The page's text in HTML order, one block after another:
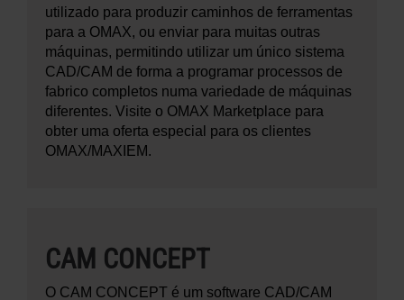
utilizado para produzir caminhos de ferramentas
para a OMAX, ou enviar para muitas outras
máquinas, permitindo utilizar um único sistema
CAD/CAM de forma a programar processos de
fabrico completos numa variedade de máquinas
diferentes. Visite o OMAX Marketplace para
obter uma oferta especial para os clientes
OMAX/MAXIEM.
CAM CONCEPT
O CAM CONCEPT é um software CAD/CAM